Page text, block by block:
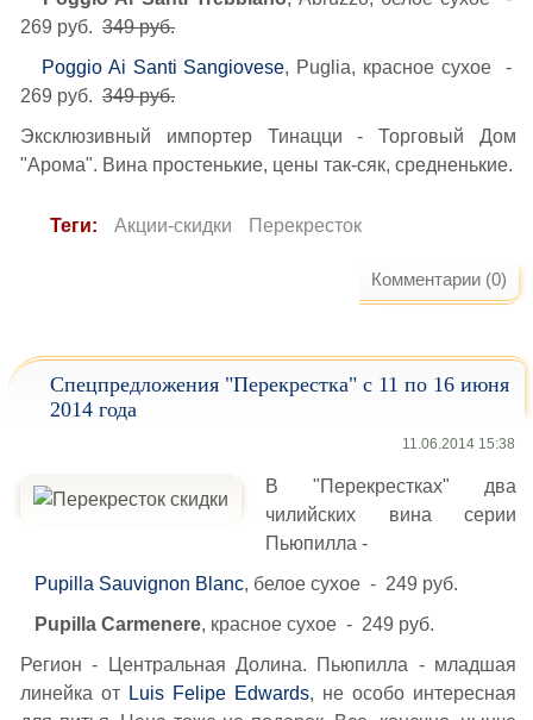
269 руб. 349 руб.
Poggio Ai Santi Sangiovese, Puglia, красное сухое -
269 руб. 349 руб.
Эксклюзивный импортер Тинацци - Торговый Дом
"Арома". Вина простенькие, цены так-сяк, средненькие.
Теги: Акции-скидки Перекресток
Комментарии (0)
Спецпредложения "Перекрестка" с 11 по 16 июня
2014 года
11.06.2014 15:38
В "Перекрестках" два
чилийских вина серии
Пьюпилла -
Pupilla Sauvignon Blanc, белое сухое - 249 руб.
Pupilla Carmenere, красное сухое - 249 руб.
Регион - Центральная Долина. Пьюпилла - младшая
линейка от Luis Felipe Edwards, не особо интересная